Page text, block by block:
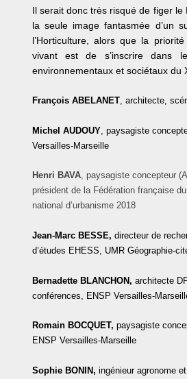
Il serait donc très risqué de figer le
la seule image fantasmée d’un
l’Horticulture, alors que la
vivant est de s’inscrire dans
environnementaux et sociétaux du
François ABELANET, architecte,
Michel AUDOUY, paysagiste
Versailles-Marseille
Henri BAVA, paysagiste concepteur
président de la Fédération française
national d’urbanisme 2018
Jean-Marc BESSE, directeur de
d’études EHESS, UMR Géographie-
Bernadette BLANCHON, architecte
conférences, ENSP Versailles-
Romain BOCQUET, paysagiste
ENSP Versailles-Marseille
Sophie BONIN, ingénieur agronome